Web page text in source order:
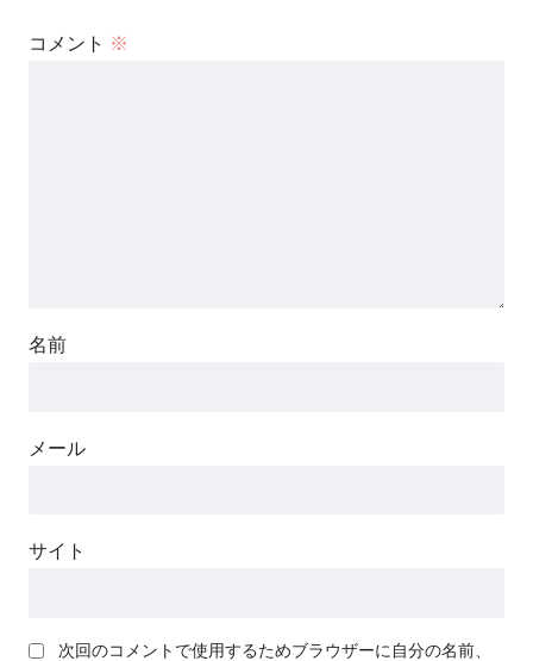
コメント ※
名前
メール
サイト
次回のコメントで使用するためブラウザーに自分の名前、